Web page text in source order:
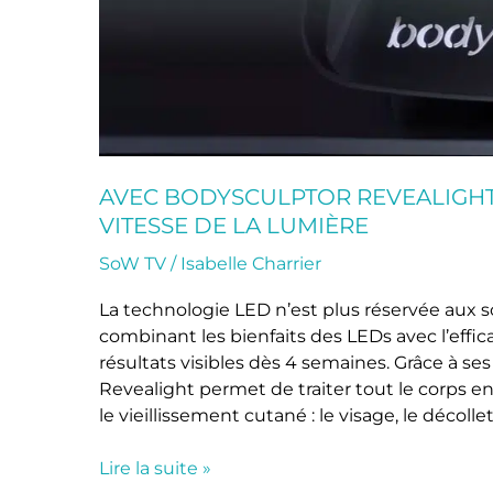
AVEC BODYSCULPTOR
VITESSE DE LA LUMIÈRE
SoW TV / Isabelle Charrier
La technologie LED n’est plus réservée
combinant les bienfaits des LEDs avec
résultats visibles dès 4 semaines. Grâce à
Revealight permet de traiter tout le corps
le vieillissement cutané : le visage, le
Lire la suite »